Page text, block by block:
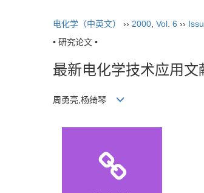
电化学（中英文） ›› 2000 Vol. 6 ››
• 研究论文 •
最新电化学技术应用文
周勇亮,杨绮琴